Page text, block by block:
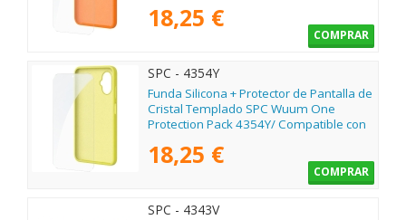
18,25 €
COMPRAR
SPC - 4354Y
Funda Silicona + Protector de Pantalla de
Cristal Templado SPC Wuum One
Protection Pack 4354Y/ Compatible con
18,25 €
COMPRAR
SPC - 4343V